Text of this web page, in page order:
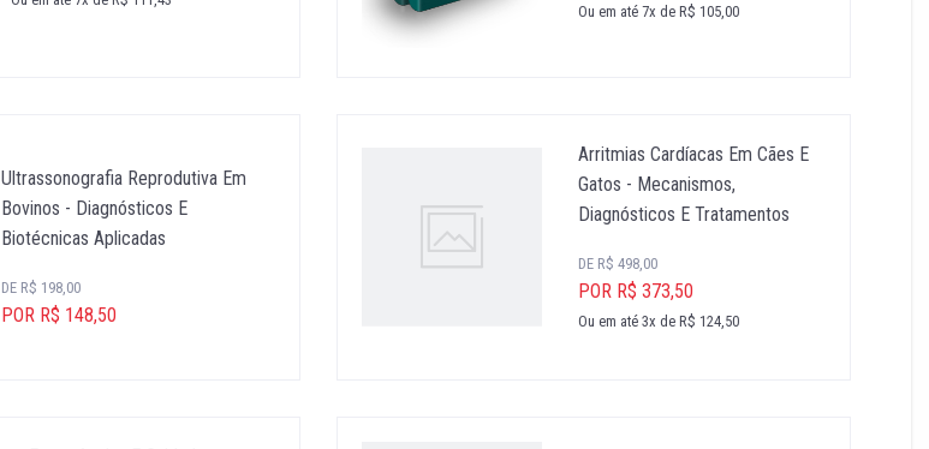
Ou em até 7x de R$ 105,00
Ultrassonografia Reprodutiva Em
Bovinos - Diagnósticos E
Biotécnicas Aplicadas
DE R$ 198,00
POR R$ 148,50
Arritmias Cardíacas Em Cães E
Gatos - Mecanismos,
Diagnósticos E Tratamentos
DE R$ 498,00
POR R$ 373,50
Ou em até 3x de R$ 124,50